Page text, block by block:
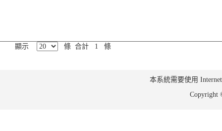
顯示 條 合計 1 條
本系統需要使用
Copyright